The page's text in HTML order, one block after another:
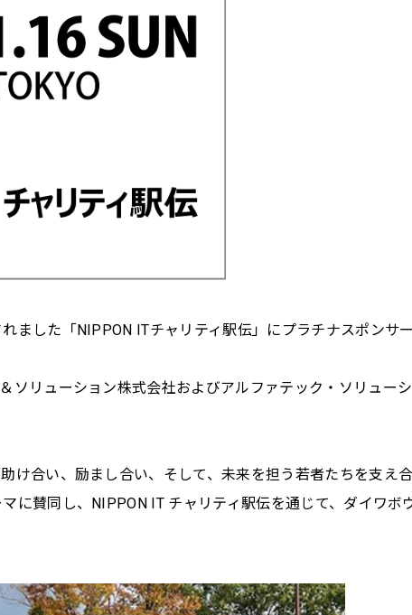
ました「NIPPON ITチャリティ駅伝」にプラチナスポンサ
ソリューション株式会社およびアルファテック・ソリュー
け合い、励まし合い、そして、未来を担う若者たちを支え
に賛同し、NIPPON IT チャリティ駅伝を通じて、ダイワボ